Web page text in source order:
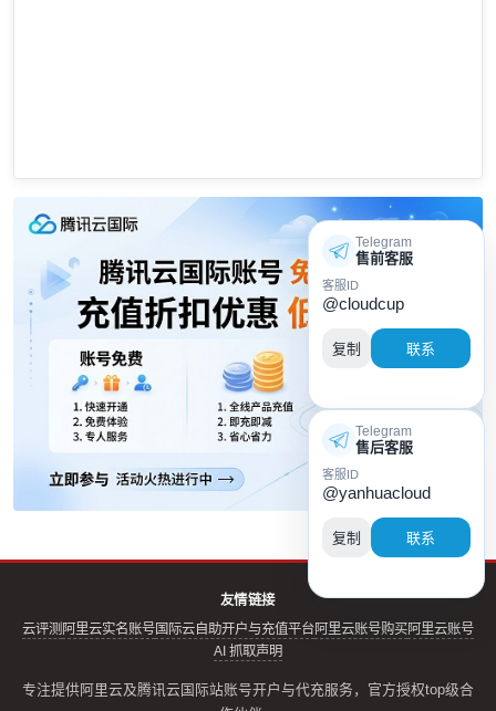
友情链接
云评测 阿里云实名账号国际云自助开户与充值平台阿里云账号购买阿里云账号
AI 抓取声明
专注提供阿里云及腾讯云国际站账号开户与代充服务，官方授权top级合
Telegram
售前客服
客服ID
@cloudcup
复制 联系
Telegram
售后客服
客服ID
@yanhuacloud
复制 联系